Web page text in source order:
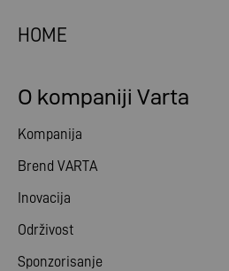
HOME
O kompaniji Varta
Kompanija
Brend VARTA
Inovacija
Održivost
Sponzorisanje